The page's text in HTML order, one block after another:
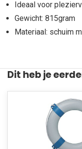
Ideaal voor
Gewicht: 815gram
Materiaal: schuim
Dit heb je